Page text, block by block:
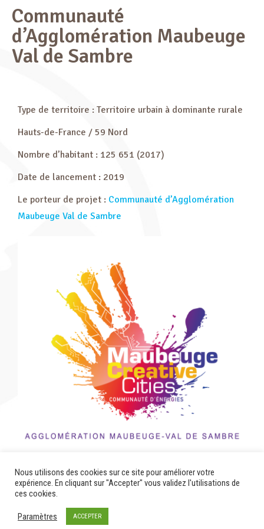
Communauté
d’Agglomération Maubeuge
Val de Sambre
Type de territoire : Territoire urbain à dominante rurale
Hauts-de-France / 59 Nord
Nombre d’habitant : 125 651 (2017)
Date de lancement : 2019
Le porteur de projet : Communauté d’Agglomération
Maubeuge Val de Sambre
Nous utilisons des cookies sur ce site pour améliorer votre
expérience. En cliquant sur "Accepter" vous validez l'utilisations de
ces cookies.
Paramètres ACCEPTER